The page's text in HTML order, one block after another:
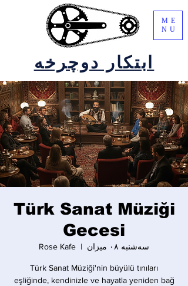
ابتکار دوچرخه
ME
NU
Türk Sanat Müziği
Gecesi
سه‌شنبه ۰۸ میزان
  |
Rose Kafe
Türk Sanat Müziği'nin büyülü tınıları
eşliğinde, kendinizle ve hayatla yeniden bağ